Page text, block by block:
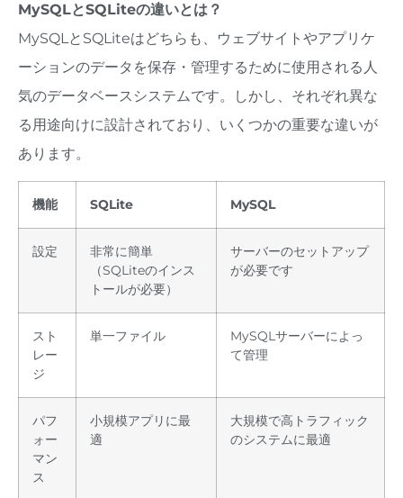
MySQLとSQLiteの違いとは？
MySQLとSQLiteはどちらも、ウェブサイトやアプリケ
ーションのデータを保存・管理するために使用される人
気のデータベースシステムです。しかし、それぞれ異な
る用途向けに設計されており、いくつかの重要な違いが
あります。
機能 SQLite MySQL
設定
非常に簡単
（SQLiteのインス
トールが必要）
サーバーのセットアップ
が必要です
スト
レー
ジ
単一ファイル
MySQLサーバーによっ
て管理
パフ
ォー
マン
ス
小規模アプリに最
適
大規模で高トラフィック
のシステムに最適